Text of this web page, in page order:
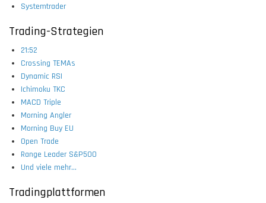
Systemtrader
Trading-Strategien
21:52
Crossing TEMAs
Dynamic RSI
Ichimoku TKC
MACD Triple
Morning Angler
Morning Buy EU
Open Trade
Range Leader S&P500
Und viele mehr...
Tradingplattformen